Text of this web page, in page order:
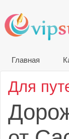
Главная
Для